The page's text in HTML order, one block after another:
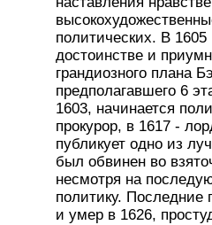
политических. В
достоинстве и
грандиозного плана
предполагавшего 6
1603, начинается
прокурор, в 1617 -
публикует одно из
был обвинен во
несмотря на
политику.
и умер в 1626,